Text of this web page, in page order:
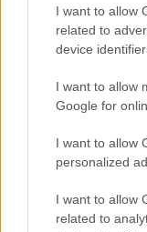
I want to allow
related to
device
I want to allow
Google for
I want to allow
personalized
I want to allow
related to
privilegiato.
strategica,
Pochi istanti
Marine Le Pen,
“Oggi non è solo
ingiustamente
francese a